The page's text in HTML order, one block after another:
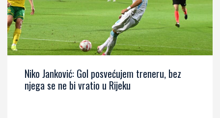
Niko Janković: Gol posvećujem treneru, bez
njega se ne bi vratio u Rijeku